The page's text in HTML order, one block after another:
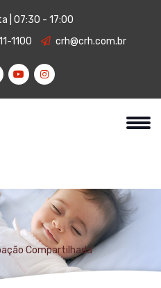
| 07:30 - 17:00
1100 crh@crh.com.br
Compartilhada